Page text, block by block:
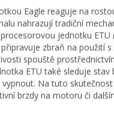
Eagle reaguje na
nahrazují tradiční
jednotku
zbraň na použití
spouště
ETU také sleduje
Na tuto
brzdy na motoru či